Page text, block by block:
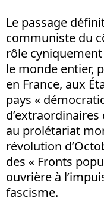
Le passage
communiste du
rôle
le monde entier,
en France, aux
pays «
au prolétariat
révolution
des « Fronts
ouvrière à
fascisme.